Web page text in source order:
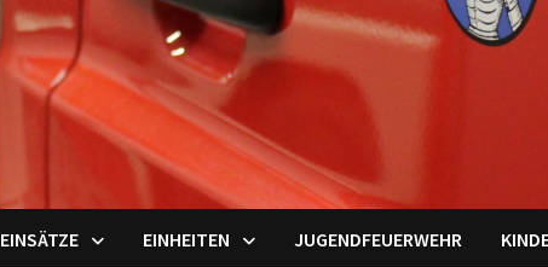
EINSÄTZE EINHEITEN JUGENDFEUERWEHR